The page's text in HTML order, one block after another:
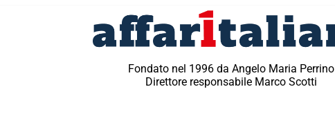
Fondato nel 1996 da Angelo Maria Perrino
Direttore responsabile Marco Scotti